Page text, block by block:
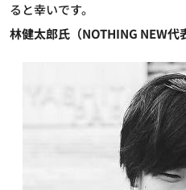
ると幸いです。
林健太郎氏（NOTHING NEW代